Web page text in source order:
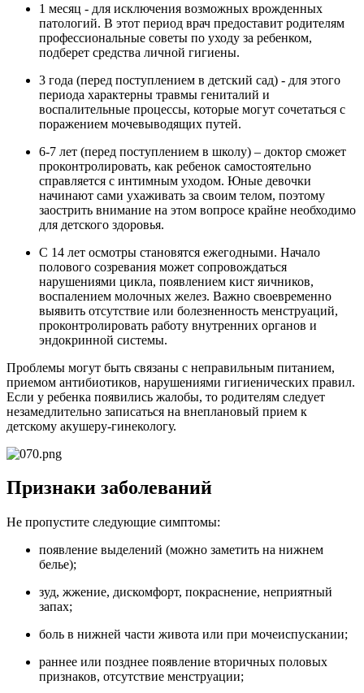
1 месяц - для исключения возможных врожденных
патологий. В этот период врач предоставит родителям
профессиональные советы по уходу за ребенком,
подберет средства личной гигиены.
3 года (перед поступлением в детский сад) - для этого
периода характерны травмы гениталий и
воспалительные процессы, которые могут сочетаться с
поражением мочевыводящих путей.
6-7 лет (перед поступлением в школу) – доктор сможет
проконтролировать, как ребенок самостоятельно
справляется с интимным уходом. Юные девочки
начинают сами ухаживать за своим телом, поэтому
заострить внимание на этом вопросе крайне необходимо
для детского здоровья.
С 14 лет осмотры становятся ежегодными. Начало
полового созревания может сопровождаться
нарушениями цикла, появлением кист яичников,
воспалением молочных желез. Важно своевременно
выявить отсутствие или болезненность менструаций,
проконтролировать работу внутренних органов и
эндокринной системы.
Проблемы могут быть связаны с неправильным питанием,
приемом антибиотиков, нарушениями гигиенических правил.
Если у ребенка появились жалобы, то родителям следует
незамедлительно записаться на внеплановый прием к
детскому акушеру-гинекологу.
Признаки заболеваний
Не пропустите следующие симптомы:
появление выделений (можно заметить на нижнем
белье);
зуд, жжение, дискомфорт, покраснение, неприятный
запах;
боль в нижней части живота или при мочеиспускании;
раннее или позднее появление вторичных половых
признаков, отсутствие менструации;